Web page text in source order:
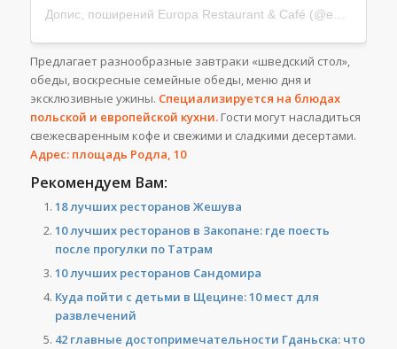
Предлагает разнообразные завтраки «шведский стол»,
обеды, воскресные семейные обеды, меню дня и
эксклюзивные ужины. Специализируется на блюдах
польской и европейской кухни.Гости могут насладиться
свежесваренным кофе и свежими и сладкими десертами.
Адрес: площадь Родла, 10
Рекомендуем Вам:
18 лучших ресторанов Жешува
10 лучших ресторанов в Закопане: где поесть
после прогулки по Татрам
10 лучших ресторанов Сандомира
Куда пойти с детьми в Щецине: 10 мест для
развлечений
42 главные достопримечательности Гданьска: что